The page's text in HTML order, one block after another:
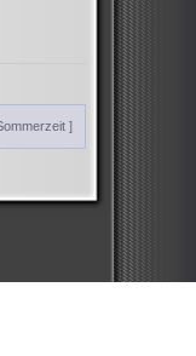
]